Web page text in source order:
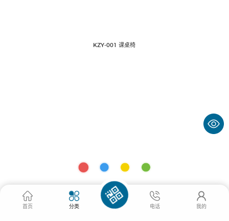
KZY-001 课桌椅
首页 分类 电话 我的